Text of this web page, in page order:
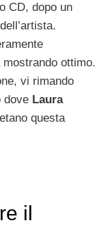
CD, dopo un
dell’artista.
ottimo.
vi rimando
dove Laura
questa
il